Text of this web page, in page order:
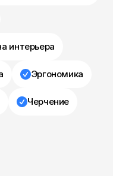
интерьера
Эргономика
Черчение